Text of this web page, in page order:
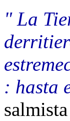
" La
: hasta